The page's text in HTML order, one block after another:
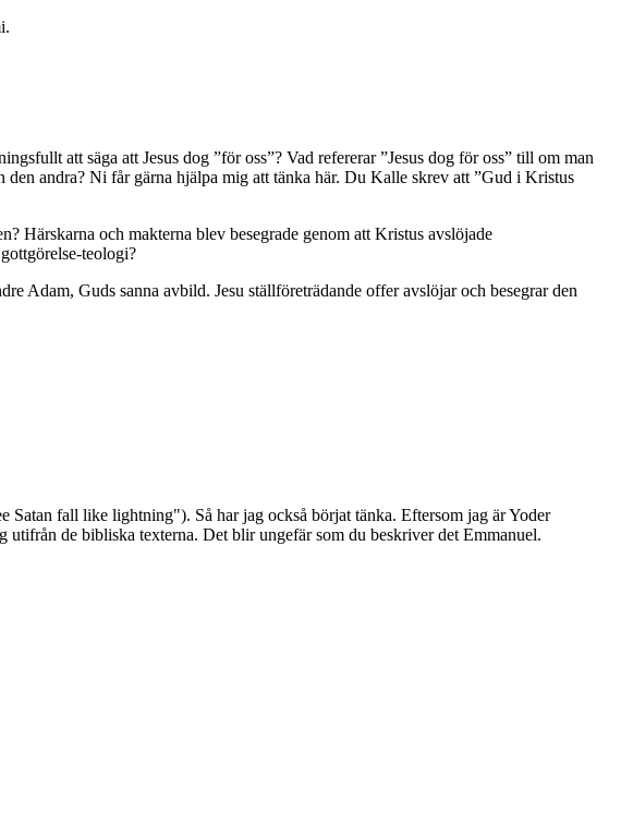
att säga att Jesus dog ”för oss”? Vad refererar ”Jesus dog för oss” till om man
andra? Ni får gärna hjälpa mig att tänka här. Du Kalle skrev att ”Gud i Kristus
Härskarna och makterna blev besegrade genom att Kristus avslöjade
teologi?
Adam, Guds sanna avbild. Jesu ställföreträdande offer avslöjar och besegrar den
Satan fall like lightning"). Så har jag också börjat tänka. Eftersom jag är Yoder
de bibliska texterna. Det blir ungefär som du beskriver det Emmanuel.